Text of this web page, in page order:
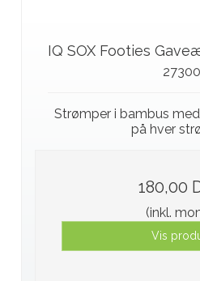
IQ SOX Footies
27300
Strømper i bambus
på hver
180,00
(inkl.
Vis